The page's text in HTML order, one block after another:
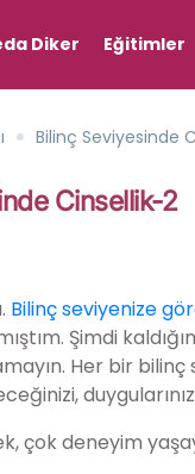
Diker Eğitimler
Bilinç Seviyesinde
Cinsellik-2
Bilinç seviyenize
Şimdi
Her bir
çok deneyim